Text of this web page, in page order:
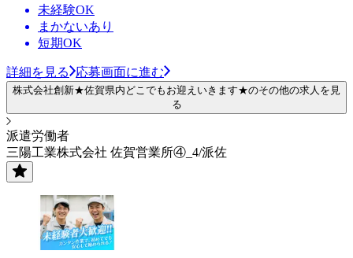
未経験OK
まかないあり
短期OK
詳細を見る 応募画面に進む
株式会社創新★佐賀県内どこでもお迎えいきます★のその他の求人を見
る
派遣労働者
三陽工業株式会社 佐賀営業所④_4/派佐